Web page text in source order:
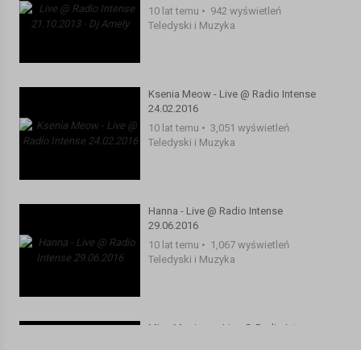
Krewella - Alive (Hardwell Remix)
Hardwell & Dyro feat. Bright Lights - Never Say Goodbye (Original
A-Lab - Essex (Original Mix)
Felix Leiter & Marrs TV - Stop The Panic (Original Mix)
Fedde Le Grand and Sultan + Ned Shepard - No Good (Extended
Mix)
DVBBS & Borgeous - Tsunami (Original Mix)
Teledyski i Muzyka
10 lat temu • 942 wyświetleń
Teledyski i Muzyka
Ksenia Meow - Live @ Radio Intense
24.02.2016
10 lat temu • 3,051 wyświetleń
Teledyski i Muzyka
Hanna - Live @ Radio Intense
29.06.2016
10 lat temu • 1,067 wyświetleń
Teledyski i Muzyka
Miss Monique - Live @ Radio Intense